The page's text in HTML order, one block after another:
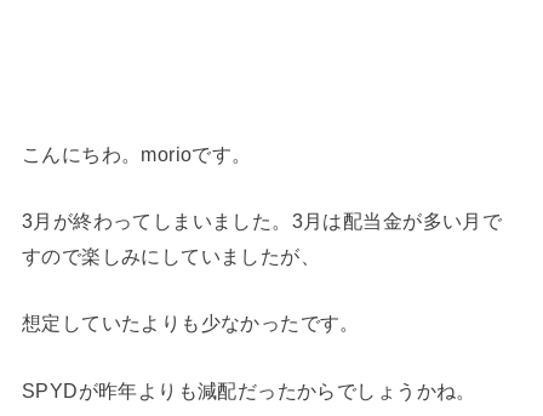
こんにちわ。morioです。
3月が終わってしまいました。3月は配当金が多い月で
すので楽しみにしていましたが、
想定していたよりも少なかったです。
SPYDが昨年よりも減配だったからでしょうかね。